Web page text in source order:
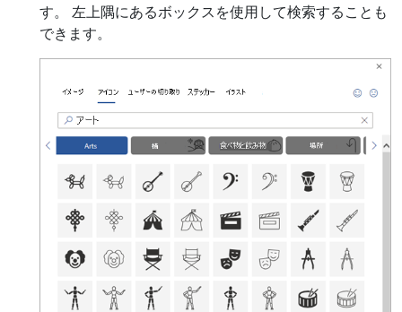
す。 左上隅にあるボックスを使用して検索することも
できます。